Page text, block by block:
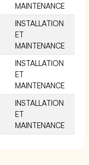
MAINTENANCE
INSTALLATION
ET
MAINTENANCE
INSTALLATION
ET
MAINTENANCE
INSTALLATION
ET
MAINTENANCE